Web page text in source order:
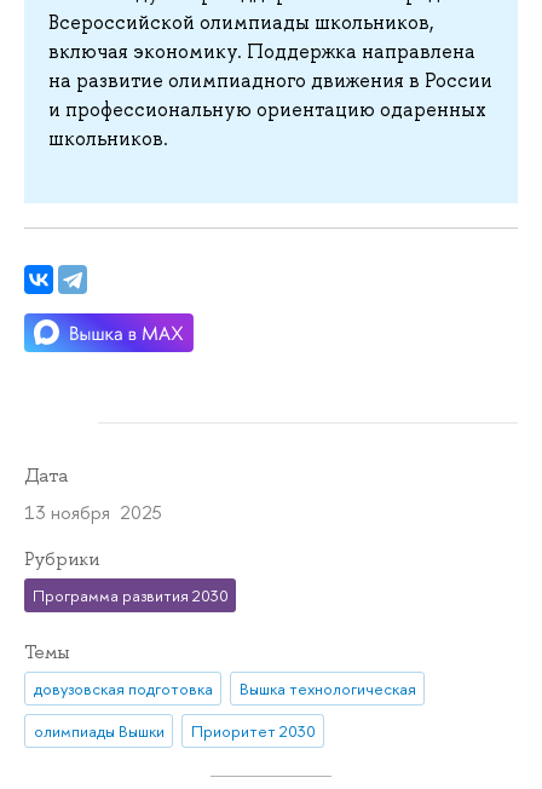
Всероссийской олимпиады школьников,
включая экономику. Поддержка направлена
на развитие олимпиадного движения в России
и профессиональную ориентацию одаренных
школьников.
Дата
13 ноября 2025
Рубрики
Программа развития 2030
Темы
довузовская подготовка
Вышка технологическая
олимпиады Вышки
Приоритет 2030